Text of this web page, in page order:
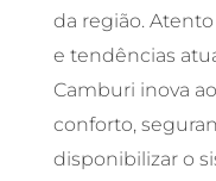
da região.
e tendências
Camburi inova
conforto,
disponibilizar o